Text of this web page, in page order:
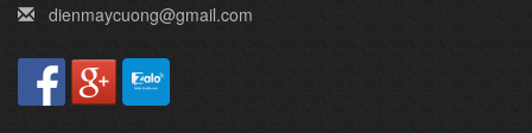
dienmaycuong@gmail.com